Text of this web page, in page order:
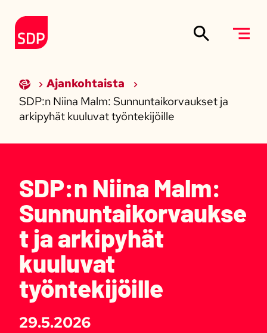
Etusivulle
Ajankohtaista
SDP:n Niina Malm: Sunnuntaikorvaukset ja
arkipyhät kuuluvat työntekijöille
SDP:n Niina Malm:
Sunnuntaikorvaukse
t ja arkipyhät
kuuluvat
työntekijöille
29.5.2026